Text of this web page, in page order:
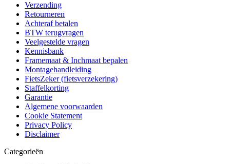
Verzending
Retourneren
Achteraf betalen
BTW terugvragen
Veelgestelde vragen
Kennisbank
Framemaat & Inchmaat bepalen
Montagehandleiding
FietsZeker (fietsverzekering)
Staffelkorting
Garantie
Algemene voorwaarden
Cookie Statement
Privacy Policy
Disclaimer
Categorieën